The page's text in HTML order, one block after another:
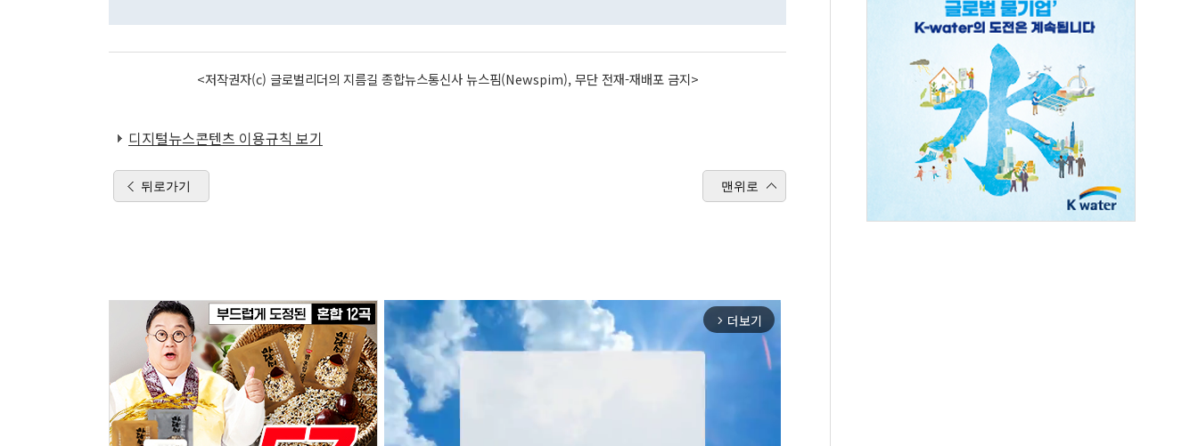
<저작권자(c) 글로벌리더의 지름길 종합뉴스통신사 뉴스핌(Newspim), 무단 전재-재배포 금지>
디지털뉴스콘텐츠 이용규칙 보기
뒤로가기 맨위로
arrow_forward_ios 더보기